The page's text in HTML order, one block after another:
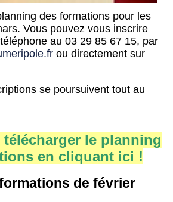
des formations pour les
Vous pouvez vous inscrire
au 03 29 85 67 15, par
ou directement sur
se poursuivent tout au
télécharger le planning
en cliquant ici !
de février